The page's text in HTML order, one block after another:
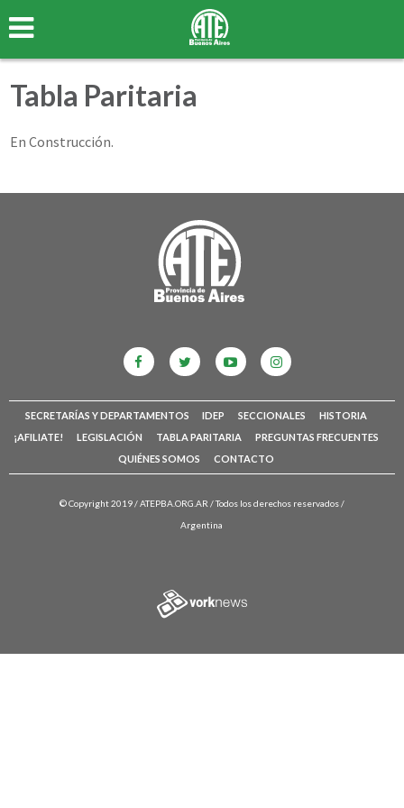
Tabla Paritaria
En Construcción.
SECRETARÍAS Y DEPARTAMENTOS IDEP SECCIONALES
HISTORIA
¡AFILIATE!
LEGISLACIÓN TABLA PARITARIA
PREGUNTAS FRECUENTES
QUIÉNES SOMOS
CONTACTO
© Copyright 2019 /ATEPBA.ORG.AR / Todos los derechos reservados /
Argentina